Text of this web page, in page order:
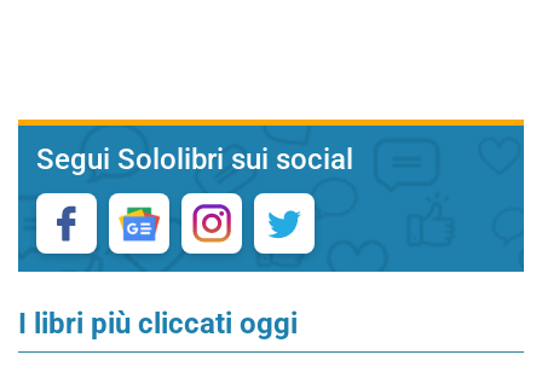
Segui Sololibri sui social
I libri più cliccati oggi